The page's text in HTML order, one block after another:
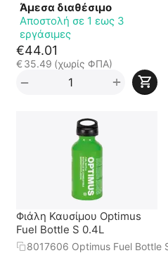
Άμεσα διαθέσιμο
Αποστολή σε 1 εως 3
εργάσιμες
€44.01
€ 35.49 (χωρίς ΦΠΑ)
+
−
Φιάλη Καυσίμου Optimus
Fuel Bottle S 0.4L
8017606 Optimus Fuel Bottle